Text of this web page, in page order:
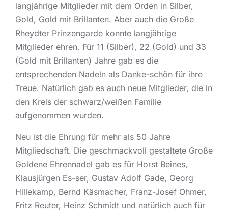
langjährige Mitglieder mit dem Orden in Silber,
Gold, Gold mit Brillanten. Aber auch die Große
Rheydter Prinzengarde konnte langjährige
Mitglieder ehren. Für 11 (Silber), 22 (Gold) und 33
(Gold mit Brillanten) Jahre gab es die
entsprechenden Nadeln als Danke-schön für ihre
Treue. Natürlich gab es auch neue Mitglieder, die in
den Kreis der schwarz/weißen Familie
aufgenommen wurden.
Neu ist die Ehrung für mehr als 50 Jahre
Mitgliedschaft. Die geschmackvoll gestaltete Große
Goldene Ehrennadel gab es für Horst Beines,
Klausjürgen Es-ser, Gustav Adolf Gade, Georg
Hillekamp, Bernd Käsmacher, Franz-Josef Ohmer,
Fritz Reuter, Heinz Schmidt und natürlich auch für